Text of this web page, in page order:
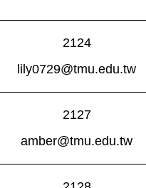
2124
lily0729@tmu.edu.tw
2127
amber@tmu.edu.tw